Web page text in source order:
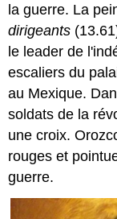
la guerre. La
dirigeants
le leader de
escaliers du
au Mexique.
soldats de la
une croix.
rouges et
guerre.